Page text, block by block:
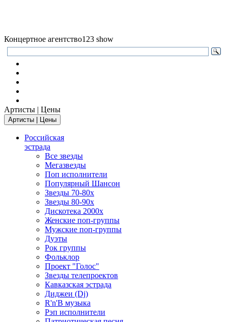
Концертное агентство123 show
Артисты | Цены
Артисты | Цены
Российская
эстрада
Все звезды
Мегазвезды
Поп исполнители
Популярный Шансон
Звезды 70-80х
Звезды 80-90х
Дискотека 2000х
Женские поп-группы
Мужские поп-группы
Дуэты
Рок группы
Фольклор
Проект "Голос"
Звезды телепроектов
Кавказская эстрада
Диджеи (Dj)
R'n'B музыка
Рэп исполнители